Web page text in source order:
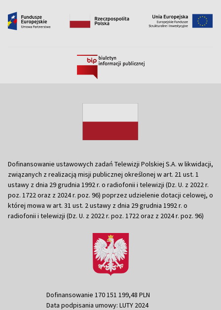
Dofinansowanie ustawowych zadań Telewizji Polskiej S.A. w likwidacji,
związanych z realizacją misji publicznej określonej w art. 21 ust. 1
ustawy z dnia 29 grudnia 1992 r. o radiofonii i telewizji (Dz. U. z 2022 r.
poz. 1722 oraz z 2024 r. poz. 96) poprzez udzielenie dotacji celowej, o
której mowa w art. 31 ust. 2 ustawy z dnia 29 grudnia 1992 r. o
radiofonii i telewizji (Dz. U. z 2022 r. poz. 1722 oraz z 2024 r. poz. 96)
Dofinansowanie 170 151 199,48 PLN
Data podpisania umowy: LUTY 2024